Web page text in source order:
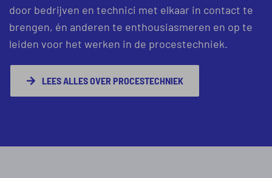
door bedrijven en technici met elkaar in contact te
brengen, én anderen te enthousiasmeren en op te
leiden voor het werken in de procestechniek.
LEES ALLES OVER PROCESTECHNIEK